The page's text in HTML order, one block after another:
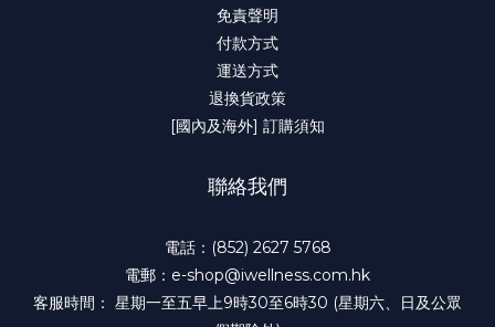
免責聲明
付款方式
運送方式
退換貨政策
[國內及海外] 訂購須知
聯絡我們
電話：(852) 2627 5768
電郵：e-shop@iwellness.com.hk
客服時間： 星期一至五早上9時30至6時30 (星期六、日及公眾